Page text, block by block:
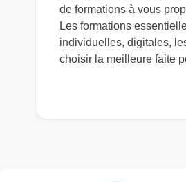
de formations à vous
Les formations
individuelles, digitales,
choisir la meilleure faite